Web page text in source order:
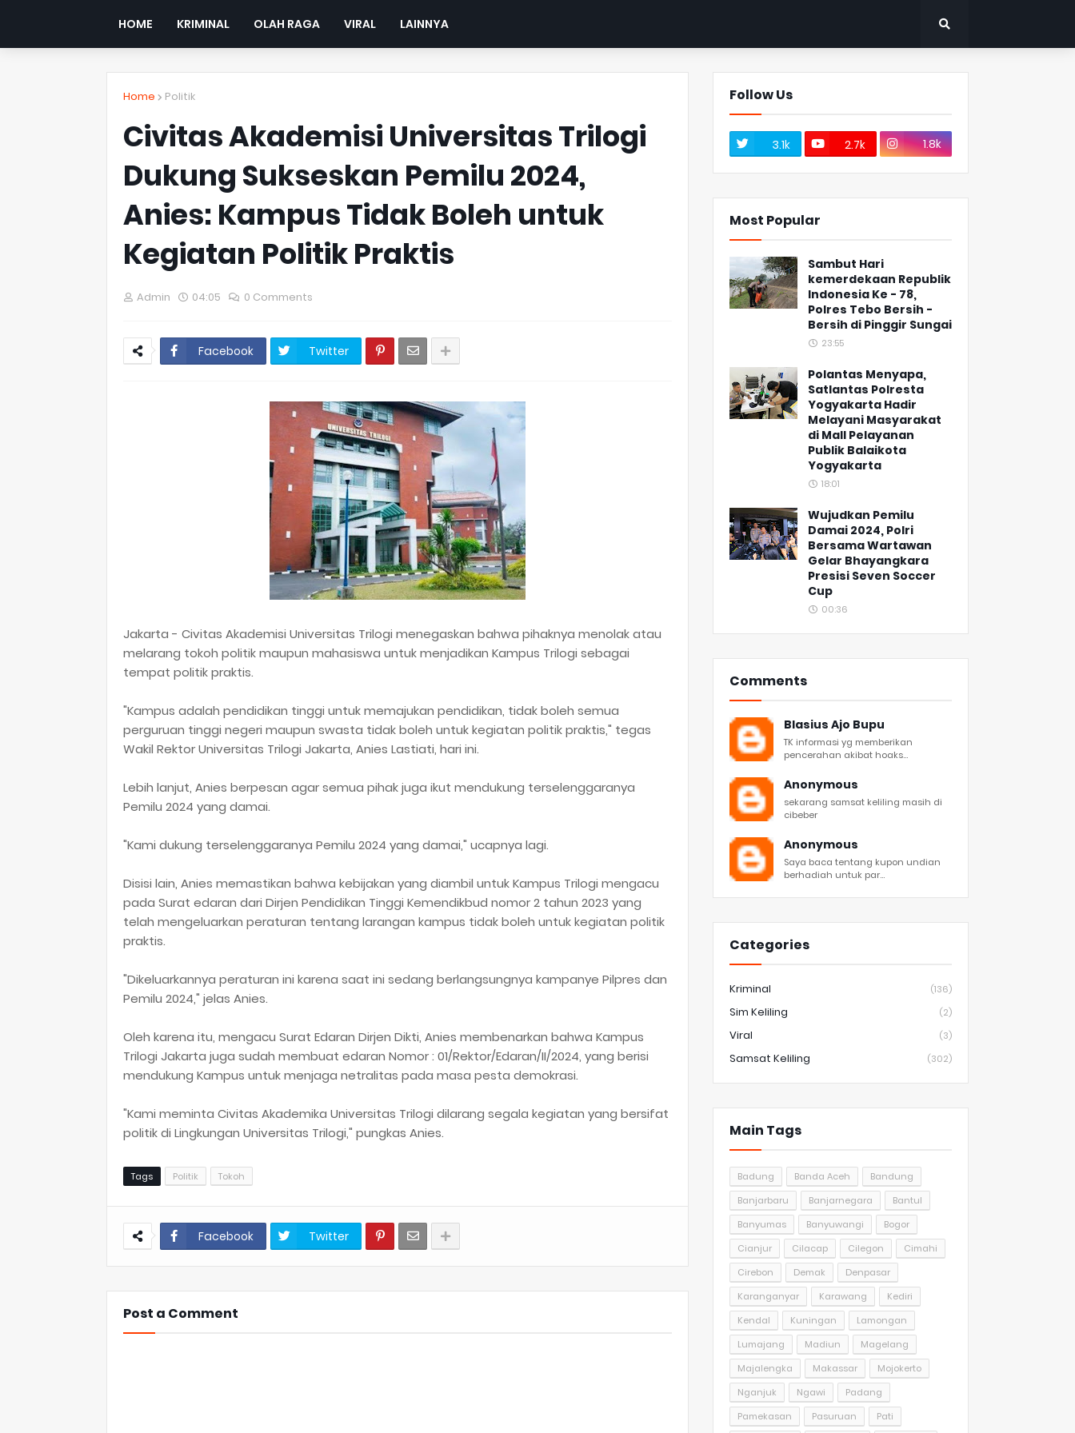
HOME KRIMINAL OLAH RAGA VIRAL LAINNYA
Home Politik
Civitas Akademisi Universitas Trilogi
Dukung Sukseskan Pemilu 2024,
Anies: Kampus Tidak Boleh untuk
Kegiatan Politik Praktis
Admin 04:05 0 Comments
Facebook Twitter
Jakarta - Civitas Akademisi Universitas Trilogi menegaskan bahwa pihaknya menolak atau
melarang tokoh politik maupun mahasiswa untuk menjadikan Kampus Trilogi sebagai
tempat politik praktis.
"Kampus adalah pendidikan tinggi untuk memajukan pendidikan, tidak boleh semua
perguruan tinggi negeri maupun swasta tidak boleh untuk kegiatan politik praktis," tegas
Wakil Rektor Universitas Trilogi Jakarta, Anies Lastiati, hari ini.
Lebih lanjut, Anies berpesan agar semua pihak juga ikut mendukung terselenggaranya
Pemilu 2024 yang damai.
"Kami dukung terselenggaranya Pemilu 2024 yang damai," ucapnya lagi.
Disisi lain, Anies memastikan bahwa kebijakan yang diambil untuk Kampus Trilogi mengacu
pada Surat edaran dari Dirjen Pendidikan Tinggi Kemendikbud nomor 2 tahun 2023 yang
telah mengeluarkan peraturan tentang larangan kampus tidak boleh untuk kegiatan politik
praktis.
"Dikeluarkannya peraturan ini karena saat ini sedang berlangsungnya kampanye Pilpres dan
Pemilu 2024," jelas Anies.
Oleh karena itu, mengacu Surat Edaran Dirjen Dikti, Anies membenarkan bahwa Kampus
Trilogi Jakarta juga sudah membuat edaran Nomor : 01/Rektor/Edaran/II/2024, yang berisi
mendukung Kampus untuk menjaga netralitas pada masa pesta demokrasi.
"Kami meminta Civitas Akademika Universitas Trilogi dilarang segala kegiatan yang bersifat
politik di Lingkungan Universitas Trilogi," pungkas Anies.
Tags Politik Tokoh
Facebook Twitter
Post a Comment
Follow Us
3.1k 2.7k 1.8k
Most Popular
Sambut Hari
kemerdekaan Republik
Indonesia Ke - 78,
Polres Tebo Bersih -
Bersih di Pinggir Sungai
23:55
Polantas Menyapa,
Satlantas Polresta
Yogyakarta Hadir
Melayani Masyarakat
di Mall Pelayanan
Publik Balaikota
Yogyakarta
18:01
Wujudkan Pemilu
Damai 2024, Polri
Bersama Wartawan
Gelar Bhayangkara
Presisi Seven Soccer
Cup
00:36
Comments
Blasius Ajo Bupu
TK informasi yg memberikan
pencerahan akibat hoaks...
Anonymous
sekarang samsat keliling masih di
cibeber
Anonymous
Saya baca tentang kupon undian
berhadiah untuk par...
Categories
Kriminal (136)
Sim Keliling (2)
Viral (3)
Samsat Keliling (302)
Main Tags
Badung Banda Aceh
Bandung
Banjarbaru
Banjarnegara
Bantul
Banyumas
Banyuwangi
Bogor
Cianjur
Cilacap Cilegon
Cimahi
Cirebon
Demak
Denpasar
Karanganyar
Karawang
Kediri
Kendal
Kuningan
Lamongan
Lumajang
Madiun
Magelang
Majalengka
Makassar
Mojokerto
Nganjuk
Ngawi
Padang
Pamekasan
Pasuruan
Pati